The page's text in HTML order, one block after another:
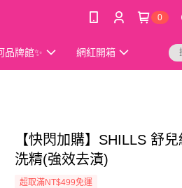
0
品牌館✨ 網紅開箱
【快閃加購】SHILLS 舒
洗精(強效去漬)
超取滿NT$499免運